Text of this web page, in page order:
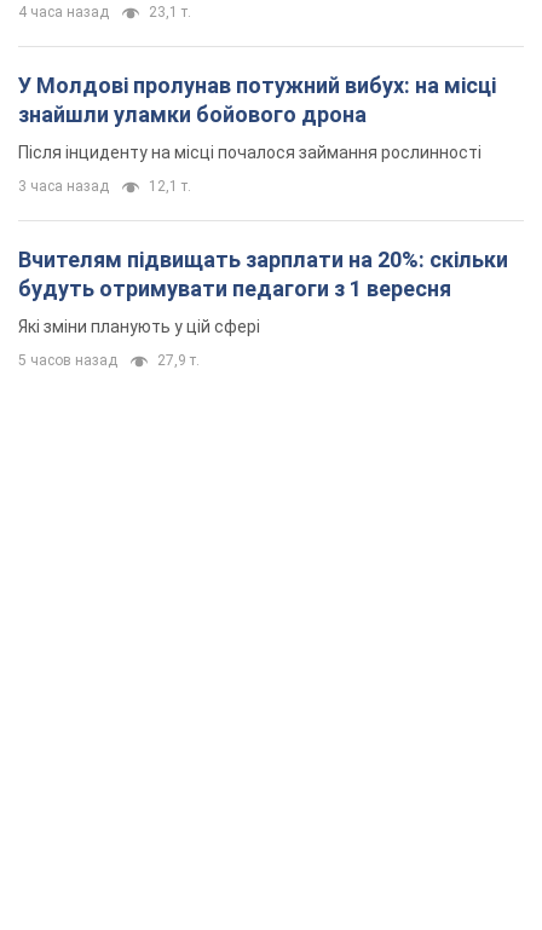
4 часа назад 23,1 т.
У Молдові пролунав потужний вибух: на місці
знайшли уламки бойового дрона
Після інциденту на місці почалося займання рослинності
3 часа назад 12,1 т.
Вчителям підвищать зарплати на 20%: скільки
будуть отримувати педагоги з 1 вересня
Які зміни планують у цій сфері
5 часов назад 27,9 т.